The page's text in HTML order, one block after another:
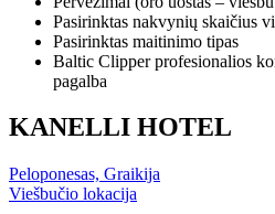
Pasirinktas nakvynių skaičius
Pasirinktas maitinimo tipas
Baltic Clipper profesionalios
pagalba
KANELLI HOTEL
Peloponesas, Graikija
Viešbučio lokacija